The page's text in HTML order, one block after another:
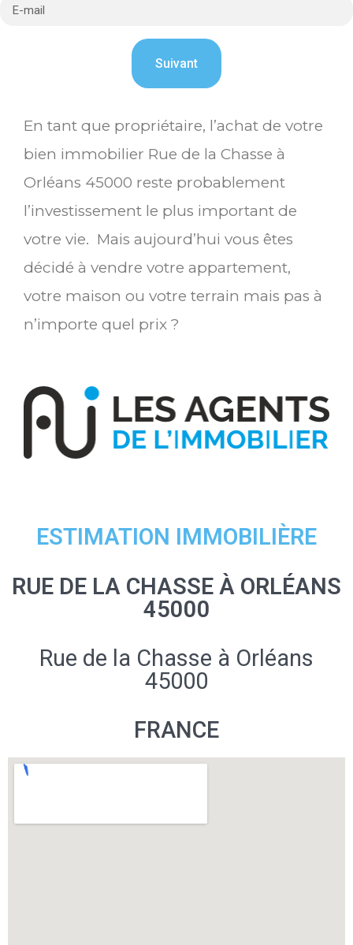
En tant que propriétaire, l’achat de votre
bien immobilier Rue de la Chasse à
Orléans 45000 reste probablement
l’investissement le plus important de
votre vie. Mais aujourd’hui vous êtes
décidé à vendre votre appartement,
votre maison ou votre terrain mais pas à
n’importe quel prix ?
ESTIMATION IMMOBILIÈRE
RUE DE LA CHASSE À ORLÉANS
45000
Rue de la Chasse à Orléans
45000
FRANCE